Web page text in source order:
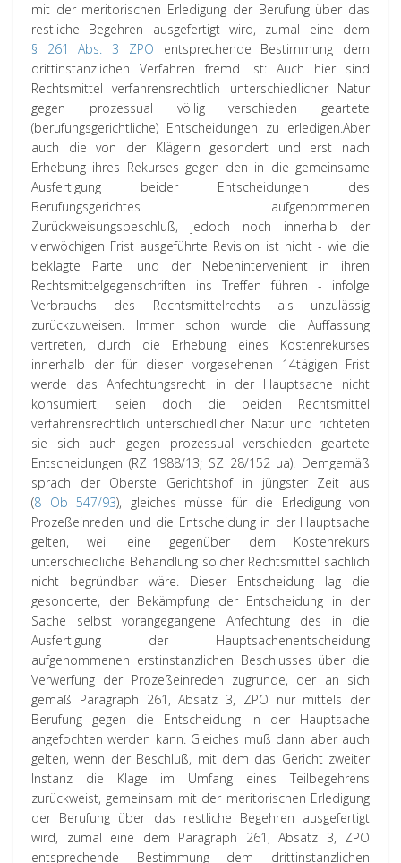
mit der meritorischen Erledigung der Berufung über das
restliche Begehren ausgefertigt wird, zumal eine dem
§ 261 Abs. 3 ZPO entsprechende Bestimmung dem
drittinstanzlichen Verfahren fremd ist: Auch hier sind
Rechtsmittel verfahrensrechtlich unterschiedlicher Natur
gegen prozessual völlig verschieden geartete
(berufungsgerichtliche) Entscheidungen zu erledigen.Aber
auch die von der Klägerin gesondert und erst nach
Erhebung ihres Rekurses gegen den in die gemeinsame
Ausfertigung beider Entscheidungen des
Berufungsgerichtes aufgenommenen
Zurückweisungsbeschluß, jedoch noch innerhalb der
vierwöchigen Frist ausgeführte Revision ist nicht - wie die
beklagte Partei und der Nebenintervenient in ihren
Rechtsmittelgegenschriften ins Treffen führen - infolge
Verbrauchs des Rechtsmittelrechts als unzulässig
zurückzuweisen. Immer schon wurde die Auffassung
vertreten, durch die Erhebung eines Kostenrekurses
innerhalb der für diesen vorgesehenen 14tägigen Frist
werde das Anfechtungsrecht in der Hauptsache nicht
konsumiert, seien doch die beiden Rechtsmittel
verfahrensrechtlich unterschiedlicher Natur und richteten
sie sich auch gegen prozessual verschieden geartete
Entscheidungen (RZ 1988/13; SZ 28/152 ua). Demgemäß
sprach der Oberste Gerichtshof in jüngster Zeit aus
(8 Ob 547/93), gleiches müsse für die Erledigung von
Prozeßeinreden und die Entscheidung in der Hauptsache
gelten, weil eine gegenüber dem Kostenrekurs
unterschiedliche Behandlung solcher Rechtsmittel sachlich
nicht begründbar wäre. Dieser Entscheidung lag die
gesonderte, der Bekämpfung der Entscheidung in der
Sache selbst vorangegangene Anfechtung des in die
Ausfertigung der Hauptsachenentscheidung
aufgenommenen erstinstanzlichen Beschlusses über die
Verwerfung der Prozeßeinreden zugrunde, der an sich
gemäß Paragraph 261, Absatz 3, ZPO nur mittels der
Berufung gegen die Entscheidung in der Hauptsache
angefochten werden kann. Gleiches muß dann aber auch
gelten, wenn der Beschluß, mit dem das Gericht zweiter
Instanz die Klage im Umfang eines Teilbegehrens
zurückweist, gemeinsam mit der meritorischen Erledigung
der Berufung über das restliche Begehren ausgefertigt
wird, zumal eine dem Paragraph 261, Absatz 3, ZPO
entsprechende Bestimmung dem drittinstanzlichen